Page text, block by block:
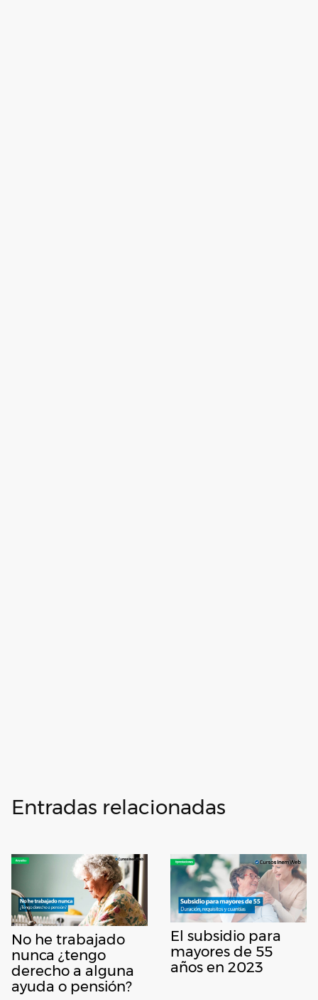
Entradas relacionadas
No he trabajado
nunca ¿tengo
derecho a alguna
ayuda o pensión?
El subsidio para
mayores de 55
años en 2023